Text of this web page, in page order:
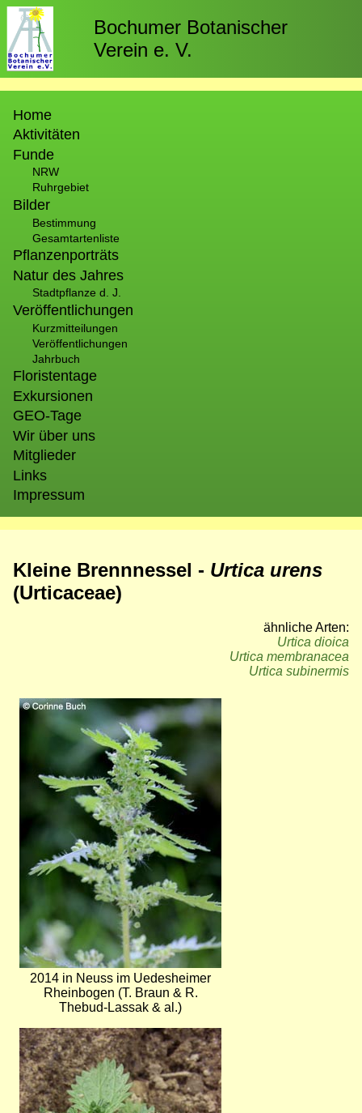
Direkt
zum
Inhalt
Bochumer Botanischer
Verein e. V.
Home
Aktivitäten
Funde
NRW
Ruhrgebiet
Bilder
Bestimmung
Gesamtartenliste
Pflanzenporträts
Natur des Jahres
Stadtpflanze d. J.
Veröffentlichungen
Kurzmitteilungen
Veröffentlichungen
Jahrbuch
Floristentage
Exkursionen
GEO-Tage
Wir über uns
Mitglieder
Links
Impressum
Kleine Brennnessel - Urtica urens
(Urticaceae)
ähnliche Arten:
Urtica dioica
Urtica membranacea
Urtica subinermis
Bild
2014 in Neuss im Uedesheimer
Rheinbogen (T. Braun & R.
Thebud-Lassak & al.)
Bild